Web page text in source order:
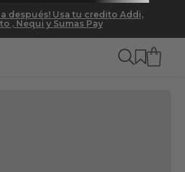
después! Usa tu credito Addi,
, Nequi y Sumas Pay
ESPECIFICACIONES